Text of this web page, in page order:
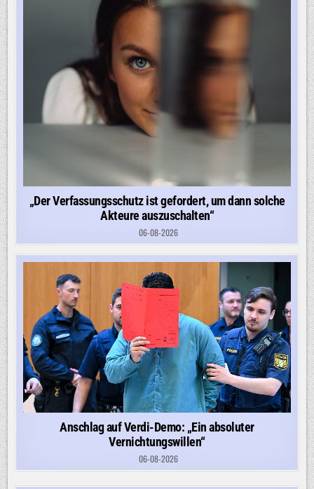
„Der Verfassungsschutz ist gefordert, um dann solche
Akteure auszuschalten“
06-08-2026
Anschlag auf Verdi-Demo: „Ein absoluter
Vernichtungswillen“
06-08-2026